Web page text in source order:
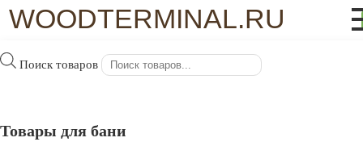
WOODTERMINAL.RU
Поиск товаров
Товары для бани
WoodTerminal.ru> Статьи>Строительство сауны как
Строительство сауны как искусство